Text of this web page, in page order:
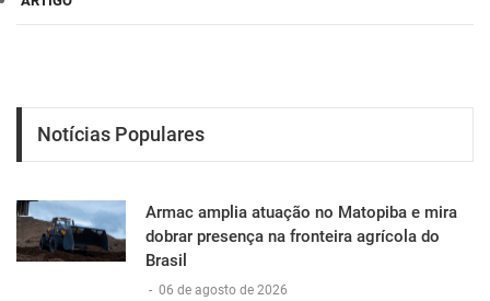
Notícias Populares
Armac amplia atuação no Matopiba e mira
dobrar presença na fronteira agrícola do
Brasil
- 06 de agosto de 2026